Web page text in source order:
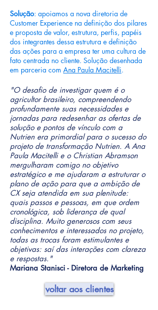
Solução: apoiamos a nova diretoria de
Customer Experience na definição dos pilares
e proposta de valor, estrutura, perfis, papéis
dos integrantes dessa estrutura e definição
das ações para a empresa ter uma cultura de
fato centrada no cliente. Solução desenhada
em parceria com Ana Paula Macitelli.
"O desafio de investigar quem é o
agricultor brasileiro, compreendendo
profundamente suas necessidades e
jornadas para redesenhar as ofertas de
solução e pontos de vínculo com a
Nutrien era primordial para o sucesso do
projeto de transformação Nutrien. A Ana
Paula Macitelli e o Christian Abramson
mergulharam comigo no objetivo
estratégico e me ajudaram a estruturar o
plano de ação para que a ambição de
CX seja atendida em sua plenitude:
quais passos e pessoas, em que ordem
cronológica, sob liderança de qual
disciplina. Muito generosos com seus
conhecimentos e interessados no projeto,
todas as trocas foram estimulantes e
objetivas: saí das interações com clareza
e respostas."
Mariana Stanisci - Diretora de Marketing
voltar aos clientes